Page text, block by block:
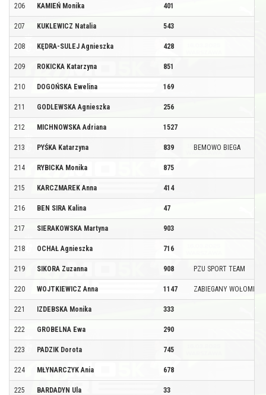
206 KAMIEŃ Monika 401
207 KUKLEWICZ Natalia 543
208 KĘDRA-SULEJ Agnieszka 428
209 ROKICKA Katarzyna 851
210 DOGOŃSKA Ewelina 169
211 GODLEWSKA Agnieszka 256
212 MICHNOWSKA Adriana 1527
213 PYŚKA Katarzyna 839 BEMOWO BIEGA
214 RYBICKA Monika 875
215 KARCZMAREK Anna 414
216 BEN SIRA Kalina 47
217 SIERAKOWSKA Martyna 903
218 OCHAŁ Agnieszka 716
219 SIKORA Zuzanna 908 PZU SPORT TEAM
220 WOJTKIEWICZ Anna 1147 ZABIEGANY WOŁOMIN
221 IZDEBSKA Monika 333
222 GROBELNA Ewa 290
223 PADZIK Dorota 745
224 MŁYNARCZYK Ania 678
225 BARDADYN Ula 33